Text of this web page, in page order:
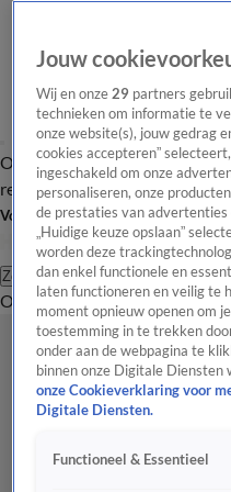
Overzicht Laatste nieuws
redactie
Volg Hart van Nederland
Zoeken
OverzichtRegioUitzendingen
Jouw
Wij en onze29 partners
technieken om informatie te
onze website(s), jouw gedrag
cookies accepteren”
ingeschakeld om onze
personaliseren, onze
de prestaties van
„Huidige keuze opslaan”
worden deze
dan enkel functionele en
laten functioneren en veilig te
moment opnieuw openen om
toestemming in te trekken
onder aan de webpagina te
binnen onze Digitale Diensten
onze Cookieverklaring voor
Digitale Diensten.
Functioneel & Essentieel